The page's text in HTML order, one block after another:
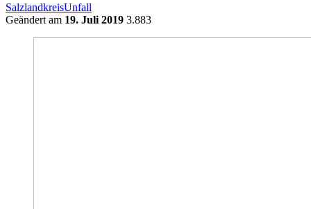
SalzlandkreisUnfall
Geändert am 19. Juli 2019 3.883